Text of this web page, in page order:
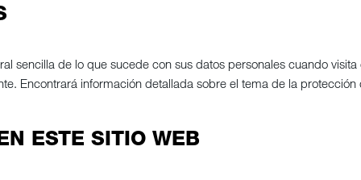
sencilla de lo que sucede con sus datos personales cuando
Encontrará información detallada sobre el tema de la
ESTE SITIO WEB